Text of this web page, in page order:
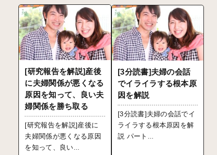
[研究報告を解説]産後
に夫婦関係が悪くなる
原因を知って、良い夫
婦関係を勝ち取る
[研究報告を解説]産後に
夫婦関係が悪くなる原因
を知って、良い...
[3分読書]夫婦の会話
でイライラする根本原
因を解説
[3分読書]夫婦の会話でイ
ライラする根本原因を解
説 パート...